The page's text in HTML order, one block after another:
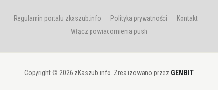
Regulamin portalu zkaszub.info Polityka prywatności
Kontakt
Włącz powiadomienia push
Copyright © 2026 zKaszub.info. Zrealizowano przez GEMBIT